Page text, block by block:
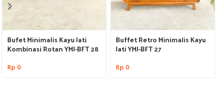
Bufet Minimalis Kayu Jati
Kombinasi Rotan YMJ-BFT 28
Rp 0
Buffet Retro Minimalis Kayu
Jati YMJ-BFT 27
Rp 0